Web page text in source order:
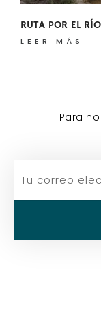
RUTA POR EL
LEER MÁS
Para